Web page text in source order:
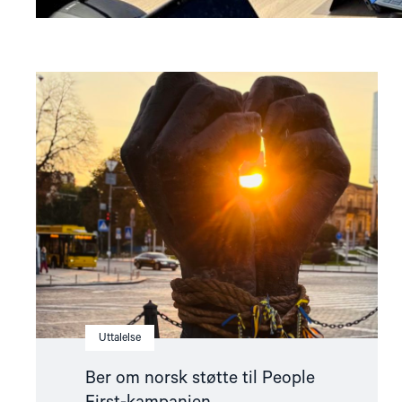
Uttalelse
Ber om norsk støtte til People
Read
article
"Ber
om
norsk
støtte
First-
kampanjen"